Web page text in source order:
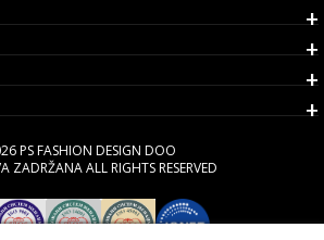
PS FASHION DESIGN DOO
ZADRŽANA ALL RIGHTS RESERVED